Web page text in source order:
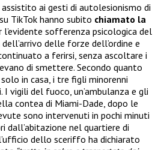
ai gesti di autolesionismo di
TikTok hanno subito chiamato la
l’evidente sofferenza psicologica del
delle forze dell’ordine e
a ferirsi, senza ascoltare i
di smettere. Secondo quanto
in casa, i tre figli minorenni
I vigili del fuoco, un’ambulanza e gli
contea di Miami-Dade, dopo le
sono intervenuti in pochi minuti
dall’abitazione nel quartiere di
dello sceriffo ha dichiarato